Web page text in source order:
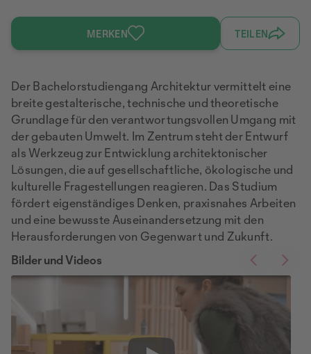
MERKEN TEILEN
Der Bachelorstudiengang Architektur vermittelt eine
breite gestalterische, technische und theoretische
Grundlage für den verantwortungsvollen Umgang mit
der gebauten Umwelt. Im Zentrum steht der Entwurf
als Werkzeug zur Entwicklung architektonischer
Lösungen, die auf gesellschaftliche, ökologische und
kulturelle Fragestellungen reagieren. Das Studium
fördert eigenständiges Denken, praxisnahes Arbeiten
und eine bewusste Auseinandersetzung mit den
Herausforderungen von Gegenwart und Zukunft.
Bilder und Videos